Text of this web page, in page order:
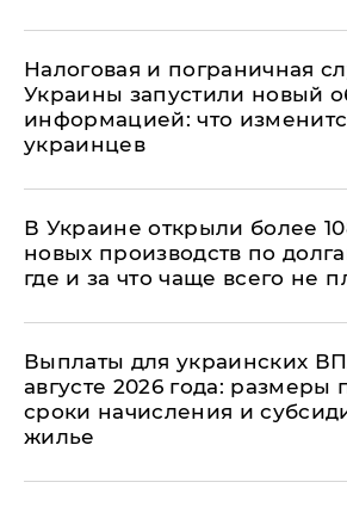
Налоговая и пограничная
Украины запустили новый
информацией: что
украинцев
В Украине открыли более
новых производств по
где и за что чаще всего не
Выплаты для украинских
августе 2026 года:
сроки начисления и
жилье